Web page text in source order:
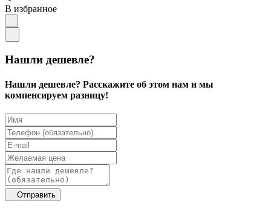
В избранное
Нашли дешевле?
Нашли дешевле? Расскажите об этом нам и мы
компенсируем разницу!
Отправить